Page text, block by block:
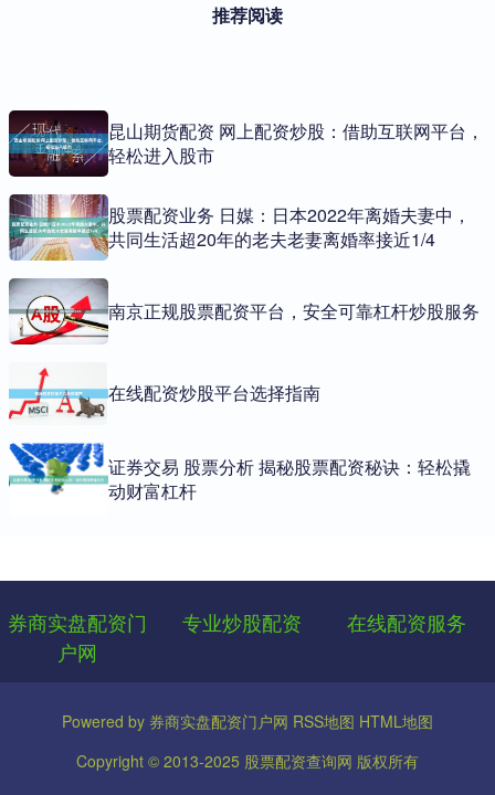
推荐阅读
昆山期货配资 网上配资炒股：借助互联网平台，
轻松进入股市
股票配资业务 日媒：日本2022年离婚夫妻中，
共同生活超20年的老夫老妻离婚率接近1/4
南京正规股票配资平台，安全可靠杠杆炒股服务
在线配资炒股平台选择指南
证券交易 股票分析 揭秘股票配资秘诀：轻松撬
动财富杠杆
券商实盘配资门
户网
专业炒股配资 在线配资服务
Powered by 券商实盘配资门户网 RSS地图 HTML地图
Copyright © 2013-2025 股票配资查询网 版权所有